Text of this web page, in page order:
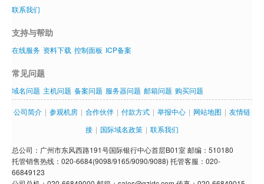
联系我们
支持与帮助
在线服务 资料下载 控制面板 ICP备案
常见问题
域名问题 主机问题 备案问题 服务器问题 邮箱问题 购买问题
公司简介 | 参观机房 | 合作伙伴 | 付款方式 | 举报中心 | 网站地图 | 友情链
接 | 国际域名政策 | 联系我们
总公司：广州市东风西路191号国际银行中心首层B01室 邮编：510180
托管销售热线：020-6684(9098/9165/9090/9088) 托管客服：020-
66849123